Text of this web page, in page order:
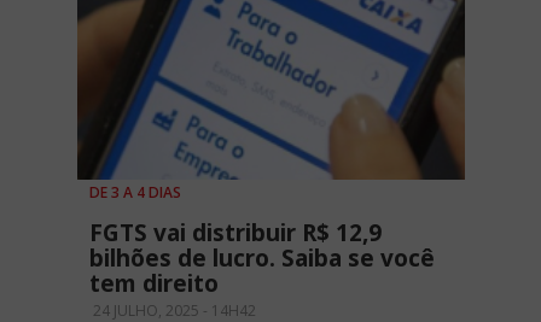
DE 3 A 4 DIAS
FGTS vai distribuir R$ 12,9
bilhões de lucro. Saiba se você
tem direito
24 JULHO, 2025 - 14H42